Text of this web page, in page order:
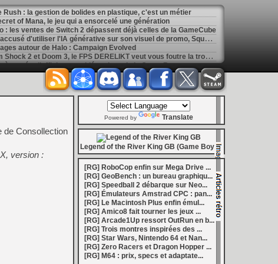
Rush : la gestion de bolides en plastique, c'est un métier
of Mana, le jeu qui a ensorcelé une génération
: les ventes de Switch 2 dépassent déjà celles de la GameCube
[
GK] Kingdom Hearts : accusé d'utiliser l'IA générative sur son visuel de promo, Square Enix invoque « l'erreur humaine »
autour de Halo : Campaign Evolved
[
GK] Inspiré par System Shock 2 et Doom 3, le FPS DERELIKT veut vous foutre la trouille à la fin 2026
recréer l’affichage emblématique de la Game Boy
Éclatants » arriveront sur Switch 2 en octobre
[
LS] [XB360] Xbox360BadUpdate v1.3 l'exploit Xbox 360 gagne en fiabilité et ajoute un mode de récupération
: après un accueil mitigé, Game Freak va revoir sa copie
pour Champions Tactics, le jeu NFT ferme ses portes
: l'hymne ultime à la solitude a déjà quarante ans
défend le maintien des jeux physiques pour les joueurs
FC 27 veut apporter du sang neuf avec le mode The Grounds
Darksiders médiéval à petit prix pour la rentrée
jeu inspiré des Zelda de la Game Boy arrivera à la rentrée 2026
Endless Vault arrive sur le marché en 1.0
Hunter Wilds avec un prologue gratuit
[
GK] Mémoire cash - Retour sur Hybrid Heaven, l'étrange exclusivité Konami de la Nintendo 64
[
GK] Nouvelle grève à Quantic Dream (Detroit : Become Human) contre les 115 licenciements
[
GK] Mafia The Old Country : l'extension « Homme d'honneur » se dévoile avant sa sortie
[
GK] Marvel's Spider-Man : le succès de Brand New Day au cinéma fait bondir la fréquentation des jeux Insomniac
Boy disponibles sur le Nintendo Switch Online
Walking Dead : Streets of Survival tient sa date de sortie
[
GK] C'est officiel, Electronic Arts devient la propriété de l'Arabie saoudite et quitte le marché boursier
: enfin la 1.0, Amplitude bourre les nouvelles factions
[
LS] [PS5] BD-JB5 : Gezine renomme son exploit Blu-ray Java pour PS5, avec un support confirmé jusqu'au 13.42
[
LS] [XBO] Coldforest : le projet de glitch chip open source pourrait ouvrir la voie au hack de la Xbox One
de Consollection
version :
Powered by Translate
Legend of the River King GB (Game Boy)
[RG] RoboCop enfin sur Mega Drive ...
[RG] GeoBench : un bureau graphiqu...
[RG] Speedball 2 débarque sur Neo...
[RG] Émulateurs Amstrad CPC : pan...
[RG] Le Macintosh Plus enfin émul...
[RG] Amico8 fait tourner les jeux ...
[RG] Arcade1Up ressort OutRun en b...
[RG] Trois montres inspirées des ...
[RG] Star Wars, Nintendo 64 et Nan...
[RG] Zero Racers et Dragon Hopper ...
[RG] M64 : prix, specs et adaptate...